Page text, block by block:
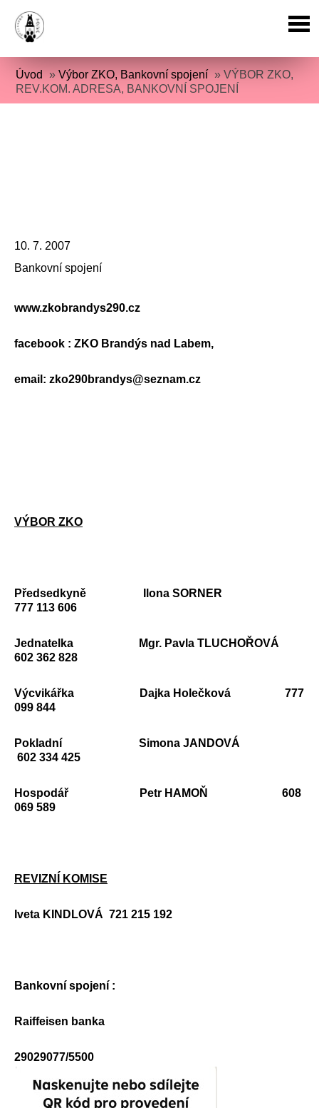
Úvod »Výbor ZKO, Bankovní spojení »VÝBOR ZKO,
REV.KOM. ADRESA, BANKOVNÍ SPOJENÍ
10. 7. 2007
Bankovní spojení
www.zkobrandys290.cz
facebook : ZKO Brandýs nad Labem,
email: zko290brandys@seznam.cz
VÝBOR ZKO
Předsedkyně
Ilona SORNER
777 113 606
Jednatelka
Mgr. Pavla TLUCHOŘOVÁ
602 362 828
Výcvikářka
Dajka Holečková 777
099 844
Pokladní Simona JANDOVÁ
602 334 425
Hospodář
Petr HAMOŇ 608
069 589
REVIZNÍ KOMISE
Iveta KINDLOVÁ 721 215 192
Bankovní spojení :
Raiffeisen banka
29029077/5500